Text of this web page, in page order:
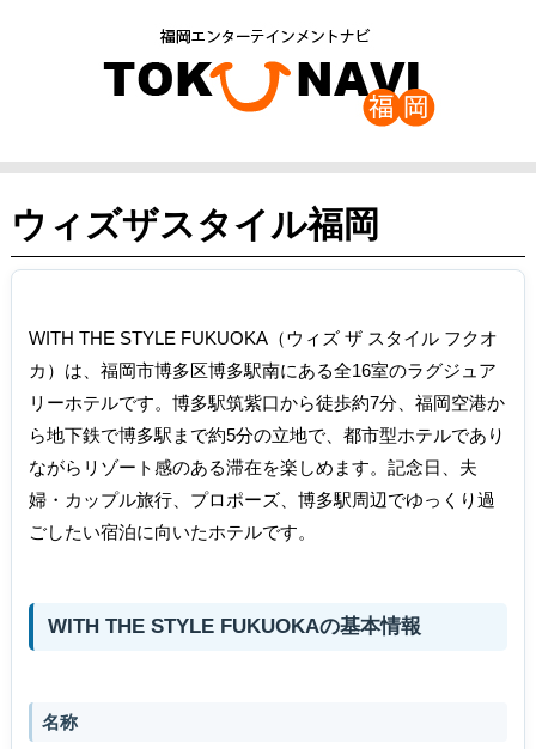
ウィズザスタイル福岡
WITH THE STYLE FUKUOKA（ウィズ ザ スタイル フクオ
カ）は、福岡市博多区博多駅南にある全16室のラグジュア
リーホテルです。博多駅筑紫口から徒歩約7分、福岡空港か
ら地下鉄で博多駅まで約5分の立地で、都市型ホテルであり
ながらリゾート感のある滞在を楽しめます。記念日、夫
婦・カップル旅行、プロポーズ、博多駅周辺でゆっくり過
ごしたい宿泊に向いたホテルです。
WITH THE STYLE FUKUOKAの基本情報
名称